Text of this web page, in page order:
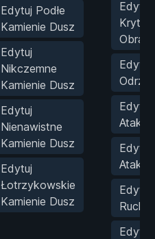
Edytuj Podłe
Kamienie Dusz
Edytuj
Nikczemne
Kamienie Dusz
Edytuj
Nienawistne
Kamienie Dusz
Edytuj
Łotrzykowskie
Kamienie Dusz
Edytuj
Edytuj
Edytuj
Ataku/
Edytuj
Ataku
Edytuj
Ruchu
Edytuj